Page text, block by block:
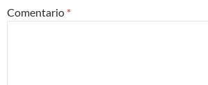
Comentario *